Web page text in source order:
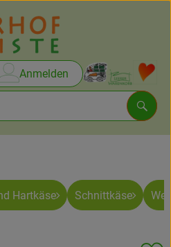
Anmelden
öffnen oder
Rezepte
Hartkäse Schnittkäse